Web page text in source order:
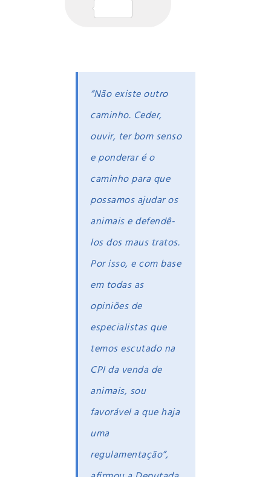
“Não existe outro
caminho. Ceder,
ouvir, ter bom senso
e ponderar é o
caminho para que
possamos ajudar os
animais e defendê-
los dos maus tratos.
Por isso, e com base
em todas as
opiniões de
especialistas que
temos escutado na
CPI da venda de
animais, sou
favorável a que haja
uma
regulamentação”,